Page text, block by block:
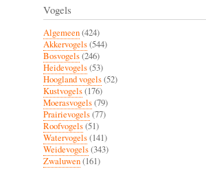
Vogels
Algemeen(424)
Akkervogels(544)
Bosvogels(246)
Heidevogels(53)
Hoogland vogels(52)
Kustvogels(176)
Moerasvogels(79)
Prairievogels(77)
Roofvogels(51)
Watervogels(141)
Weidevogels(343)
Zwaluwen(161)